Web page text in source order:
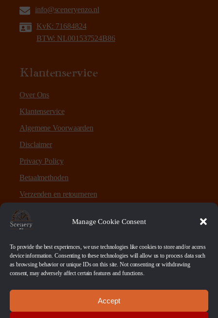
Manage Cookie Consent
To provide the best experiences, we use technologies like cookies to store and/or access
device information. Consenting to these technologies will allow us to process data such
as browsing behavior or unique IDs on this site. Not consenting or withdrawing
consent, may adversely affect certain features and functions.
Accept
info@sceneryenzo.nl
KvK: 71684824
BTW: NL001537524B86
Klantenservice
Over Ons
Klantenservice
Algemene Voorwaarden
Disclaimer
Privacy Policy
Betaalmethoden
Verzenden en retourneren
Sitemap
Over Scenery en Zo
Scenery en Zo is een webshop voor table-top games en
scenery. Maar ook ruwe materialen, bases en sokkels.
Betaalmethoden